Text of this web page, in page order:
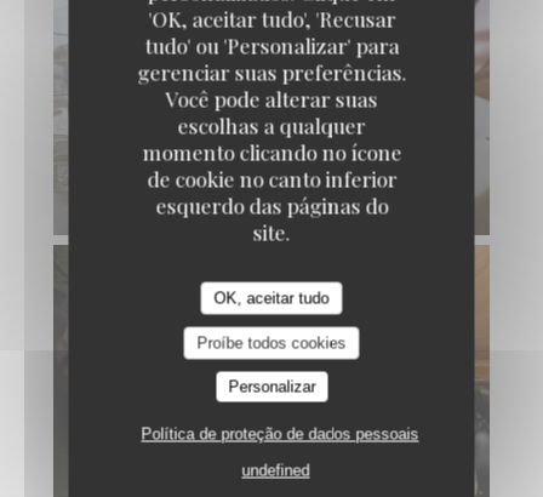
'OK, aceitar tudo', 'Recusar
tudo' ou 'Personalizar' para
gerenciar suas preferências.
Você pode alterar suas
escolhas a qualquer
momento clicando no ícone
de cookie no canto inferior
esquerdo das páginas do
site.
OK, aceitar tudo
Proíbe todos cookies
Personalizar
Política de proteção de dados pessoais
undefined
FILET DE BŒUF CHÂTEAUBRIAND
FLAMBÉ AU POIVRE VERT